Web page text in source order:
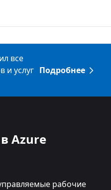
все
и услуг Подробнее
Azure
рабочие